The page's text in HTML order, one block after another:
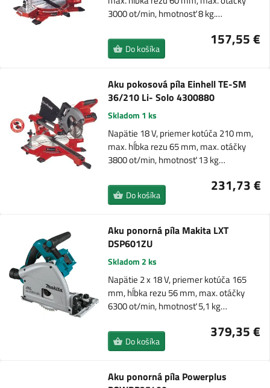
3000 ot/min, hmotnosť 8 kg.…
157,55 €
Do košíka
Aku pokosová píla Einhell TE-SM
36/210 Li- Solo 4300880
Skladom 1 ks
Napätie 18 V, priemer kotúča 210 mm,
max. hĺbka rezu 65 mm, max. otáčky
3800 ot/min, hmotnosť 13 kg…
231,73 €
Do košíka
Aku ponorná píla Makita LXT
DSP601ZU
Skladom 2 ks
Napätie 2 x 18 V, priemer kotúča 165
mm, hĺbka rezu 56 mm, max. otáčky
6300 ot/min, hmotnosť 5,1 kg…
379,35 €
Do košíka
Aku ponorná píla Powerplus